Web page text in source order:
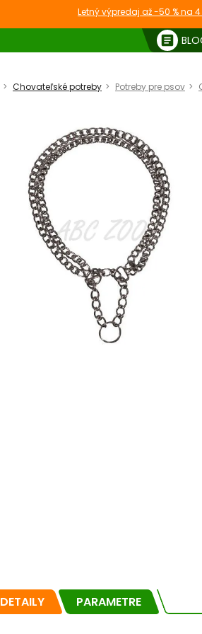
Letný výpredaj až -50 % na
article
Chovateľské potreby Potreby pre psov
DETAILY PARAMETRE